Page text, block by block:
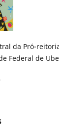
da Pró-
Federal de